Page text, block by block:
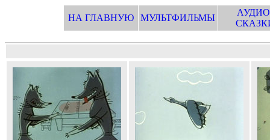
НА ГЛАВНУЮ МУЛЬТФИЛЬМЫ